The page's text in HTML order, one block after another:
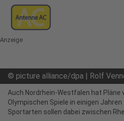
Anzeige
© picture alliance/dpa | Rolf
Auch Nordrhein-Westfalen hat Pläne
Olympischen Spiele in einigen
Sportarten sollen dabei zwischen